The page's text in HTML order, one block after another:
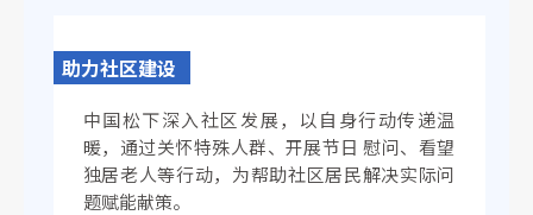
助力社区建设
中国松下深入社区发展，以自身行动传递温
暖，通过关怀特殊人群、开展节日 慰问、看望
独居老人等行动，为帮助社区居民解决实际问
题赋能献策。